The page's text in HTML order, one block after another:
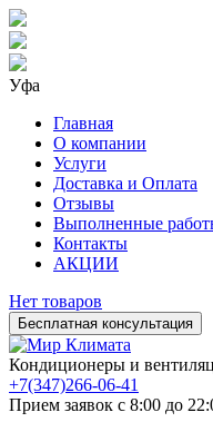
Уфа
Главная
О компании
Услуги
Доставка и Оплата
Отзывы
Выполненные
Контакты
АКЦИИ
Нет товаров
Бесплатная консультация
Кондиционеры и
+7(347)266-06-41
Прием заявок с 8:00 до